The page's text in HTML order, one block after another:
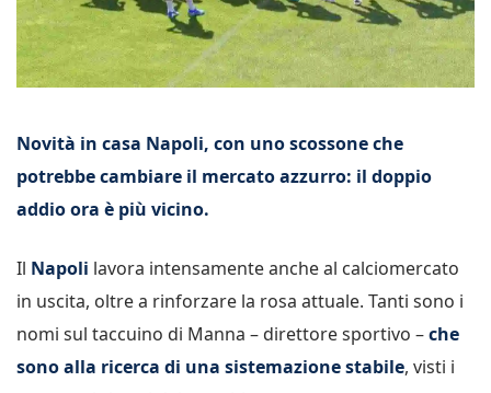
Novità in casa Napoli, con uno scossone che
potrebbe cambiare il mercato azzurro: il doppio
addio ora è più vicino.
Il Napoli lavora intensamente anche al calciomercato
in uscita, oltre a rinforzare la rosa attuale. Tanti sono i
nomi sul taccuino di Manna – direttore sportivo –che
sono alla ricerca di una sistemazione stabile, visti i